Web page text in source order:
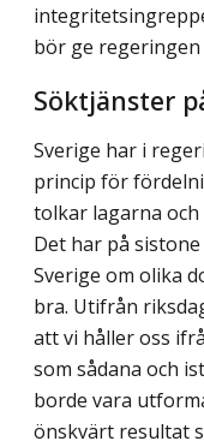
bör ge
Söktjänster
Sverige har i
princip för
tolkar lagarna
Det har på
Sverige om olika
bra. Utifrån
att vi håller oss
som sådana och
borde vara
önskvärt resultat